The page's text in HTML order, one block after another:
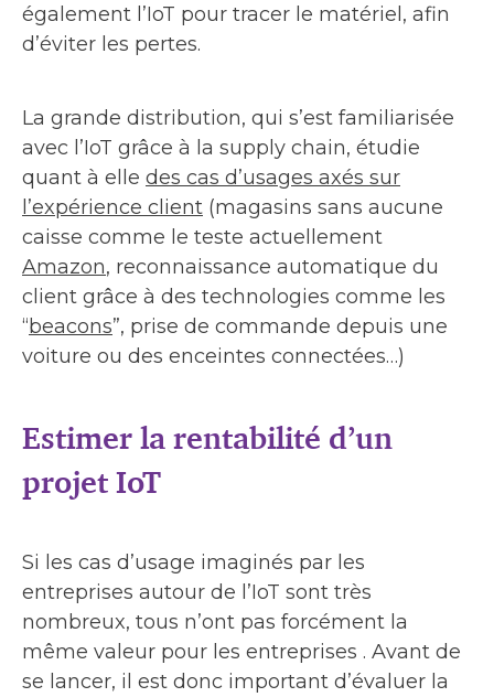
également l’IoT pour tracer le matériel, afin
d’éviter les pertes.
La grande distribution, qui s’est familiarisée
avec l’IoT grâce à la supply chain, étudie
quant à elle des cas d’usages axés sur
l’expérience client (magasins sans aucune
caisse comme le teste actuellement
Amazon, reconnaissance automatique du
client grâce à des technologies comme les
“beacons”, prise de commande depuis une
voiture ou des enceintes connectées…)
Estimer la rentabilité d’un
projet IoT
Si les cas d’usage imaginés par les
entreprises autour de l’IoT sont très
nombreux, tous n’ont pas forcément la
même valeur pour les entreprises . Avant de
se lancer, il est donc important d’évaluer la